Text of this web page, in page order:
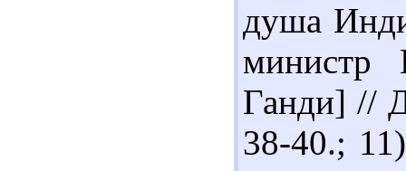
душа
министр
Ганди] //
38-40.;